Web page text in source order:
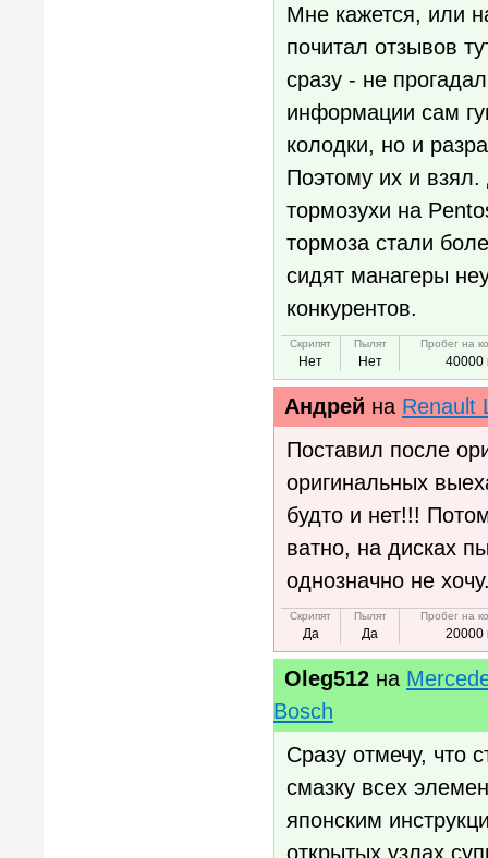
Мне кажется, или
почитал отзывов
сразу - не
информации сам
колодки, но и
Поэтому их и
тормозухи на
тормоза стали
сидят манагеры
конкурентов.
Скрипят
Нет
Пылят
Нет
Пробег на
40000
Андрей на Renault
Поставил после
оригинальных
будто и нет!!!
ватно, на дисках
однозначно не
Скрипят
Да
Пылят
Да
Пробег на
20000
Oleg512 на
Bosch
Сразу отмечу, что
смазку всех
японским
открытых узлах